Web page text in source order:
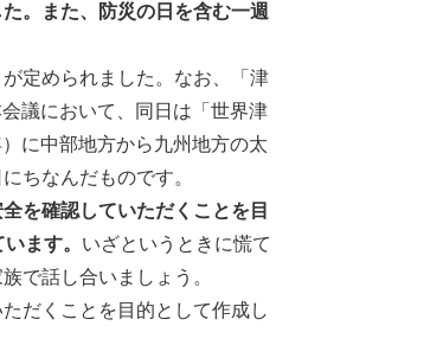
。また、防災の日を含む一週
定められました。なお、「津
議において、同日は「世界津
に中部地方から九州地方の太
ちなんだものです。
を確認していただくことを目
ます。 いざというときに慌て
で話し合いましょう。
だくことを目的として作成し